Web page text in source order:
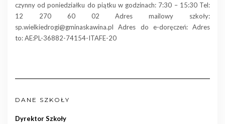
czynny od poniedziałku do piątku w godzinach: 7:30 – 15:30 Tel:
12 270 60 02 Adres mailowy szkoły:
sp.wielkiedrogi@gminaskawina.pl Adres do e-doręczeń: Adres
to: AE:PL-36882-74154-ITAFE-20
DANE SZKOŁY
Dyrektor Szkoły